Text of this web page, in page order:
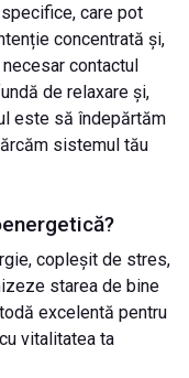
care pot
concentrată și,
contactul
de relaxare și,
este să îndepărtăm
sistemul tău
copleșit de stres,
starea de bine
excelentă pentru
vitalitatea ta